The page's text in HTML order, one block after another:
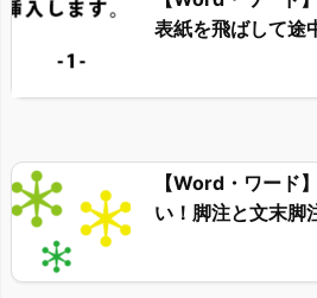
表紙を飛ばして途
【Word・ワード
い！脚注と文末脚